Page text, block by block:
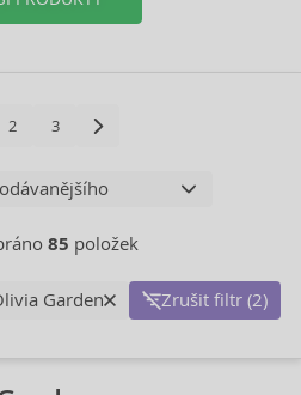
2 3
85 položek
Garden Zrušit filtr (2)